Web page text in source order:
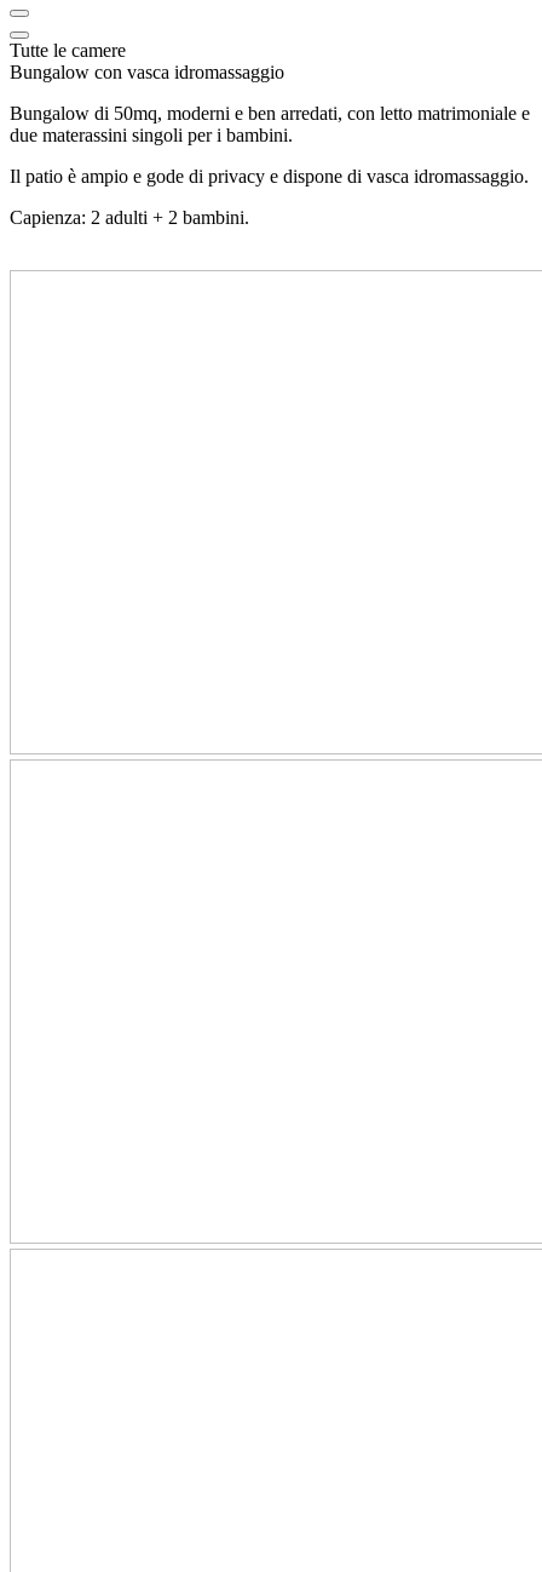
Tutte le camere
Bungalow con vasca idromassaggio
Bungalow di 50mq, moderni e ben arredati, con letto matrimoniale e
due materassini singoli per i bambini.
Il patio è ampio e gode di privacy e dispone di vasca idromassaggio.
Capienza: 2 adulti + 2 bambini.